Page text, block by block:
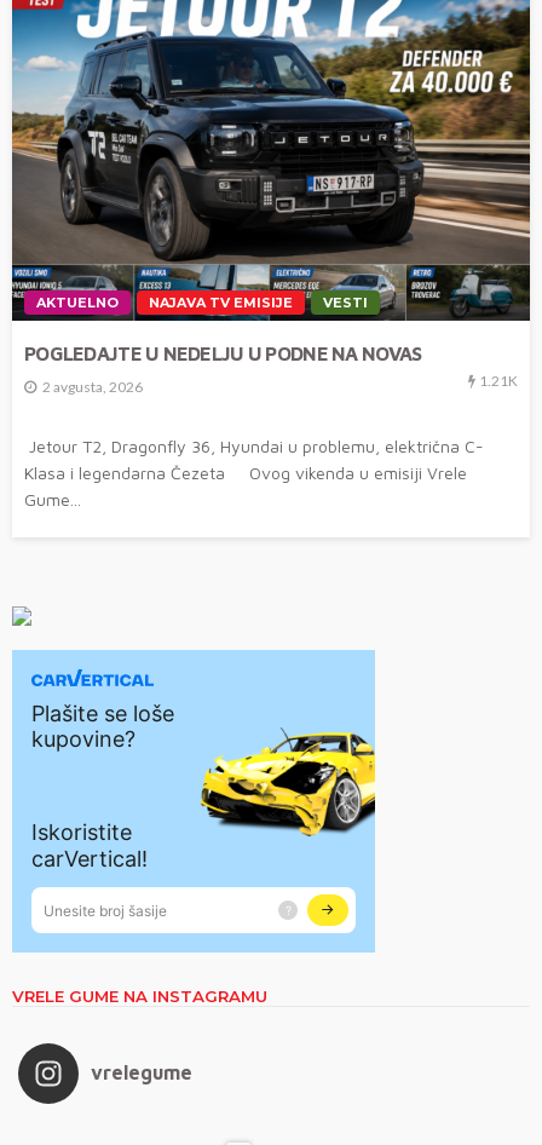
AKTUELNO NAJAVA TV EMISIJE VESTI
POGLEDAJTE U NEDELJU U PODNE NA NOVAS
2 avgusta, 2026 1.21K
Jetour T2, Dragonfly 36, Hyundai u problemu, električna C-
Klasa i legendarna Čezeta Ovog vikenda u emisiji Vrele
Gume...
VRELE GUME NA INSTAGRAMU
vrelegume